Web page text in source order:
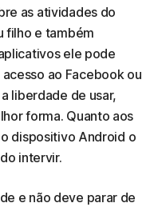
as atividades do
filho e também
ele pode
ao Facebook ou
liberdade de usar,
forma. Quanto aos
dispositivo Android o
intervir.
e não deve parar de